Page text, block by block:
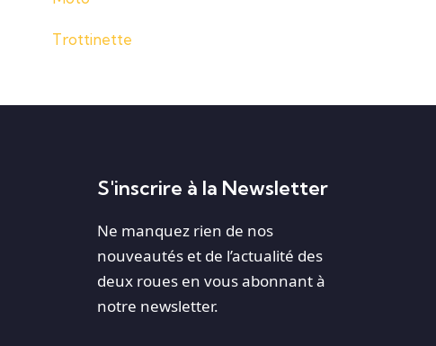
Trottinette
S'inscrire à la Newsletter
Ne manquez rien de nos
nouveautés et de l’actualité des
deux roues en vous abonnant à
notre newsletter.